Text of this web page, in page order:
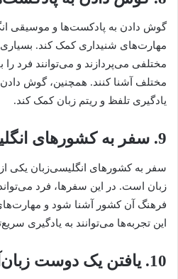
گوش دادن به پادکست‌ها و موسیقی
مهارت‌های شنیداری کمک کند.
مختلفی می‌پردازند و می‌توانند فرد
مختلف آشنا کنند. همچنین، گوش
یادگیری تلفظ و ریتم زبان کمک کند.
9. سفر به کشورهای انگلیسی‌زبان
سفر به کشورهای انگلیسی‌زبان یکی
زبان است. در این سفرها، فرد
فرهنگ آن کشور آشنا شود و
این تجربه‌ها می‌توانند به یادگیری
10. یافتن یک دوست زبان‌آموز